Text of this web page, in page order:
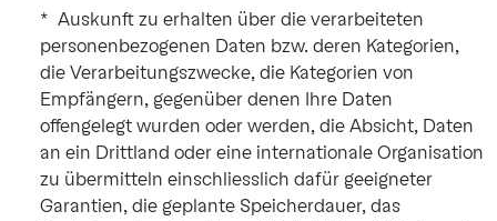
Auskunft zu erhalten über die verarbeiteten
personenbezogenen Daten bzw. deren Kategorien,
die Verarbeitungszwecke, die Kategorien von
Empfängern, gegenüber denen Ihre Daten
offengelegt wurden oder werden, die Absicht, Daten
an ein Drittland oder eine internationale Organisation
zu übermitteln einschliesslich dafür geeigneter
Garantien, die geplante Speicherdauer, das